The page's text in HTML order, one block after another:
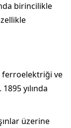
birincilikle
ferroelektriği ve
yılında
üzerine